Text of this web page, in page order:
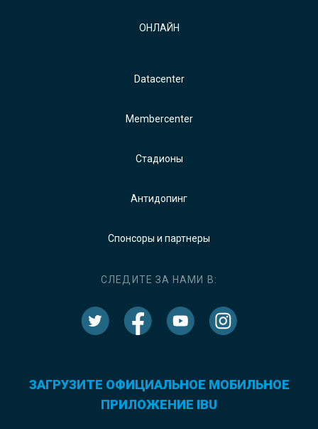
ОНЛАЙН
Datacenter
Membercenter
Стадионы
Антидопинг
Спонсоры и партнеры
СЛЕДИТЕ ЗА НАМИ В:
ЗАГРУЗИТЕ ОФИЦИАЛЬНОЕ МОБИЛЬНОЕ
ПРИЛОЖЕНИЕ IBU